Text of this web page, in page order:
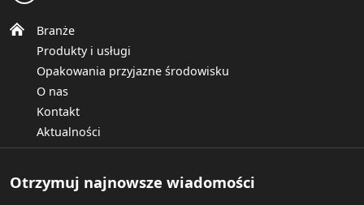
Branże
Produkty i usługi
Opakowania przyjazne środowisku
O nas
Kontakt
Aktualności
Otrzymuj najnowsze wiadomości